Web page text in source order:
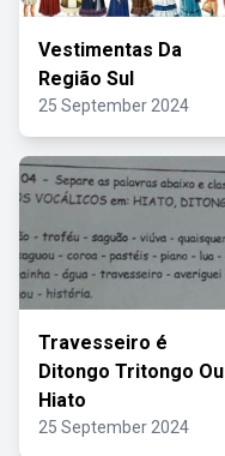
Vestimentas Da
Região Sul
25 September 2024
Travesseiro é
Ditongo Tritongo Ou
Hiato
25 September 2024